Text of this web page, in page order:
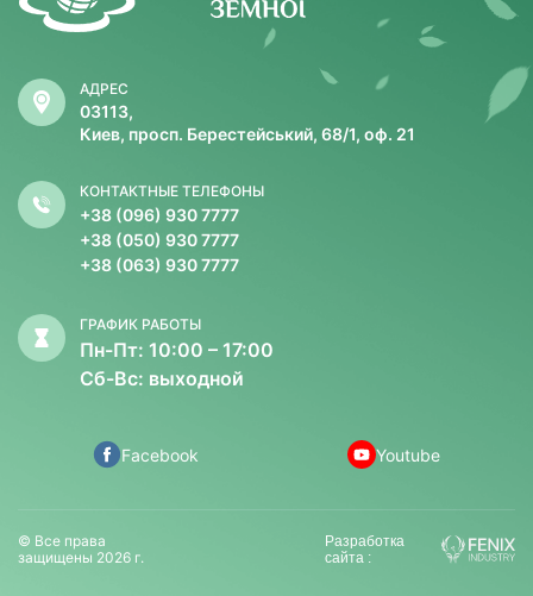
АДРЕС
03113,
Киев, просп. Берестейський, 68/1, оф. 21
КОНТАКТНЫЕ ТЕЛЕФОНЫ
+38 (096) 930 7777
+38 (050) 930 7777
+38 (063) 930 7777
ГРАФИК РАБОТЫ
Пн-Пт: 10:00 – 17:00
Сб-Вс: выходной
Facebook Youtube
© Все права
защищены 2026 г.
Разработка
сайта :